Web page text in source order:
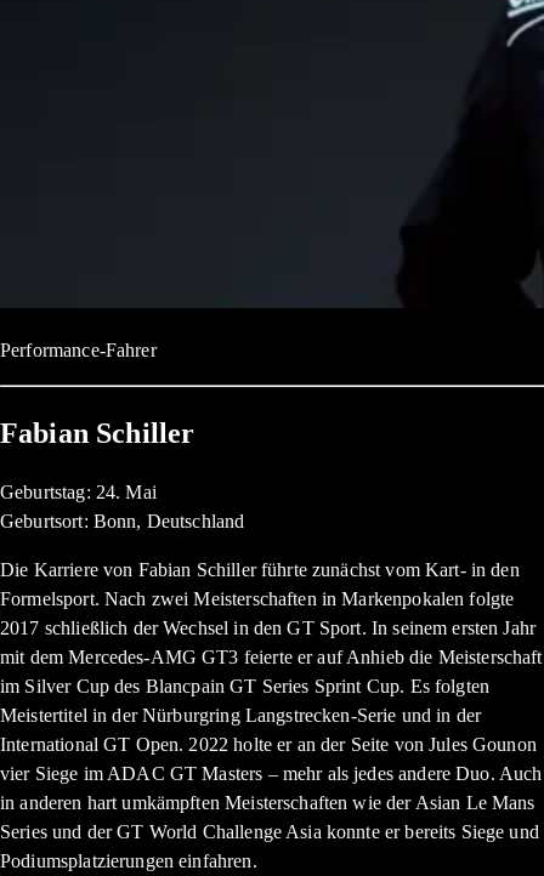
Performance-Fahrer
Fabian Schiller
Geburtstag: 24. Mai
Geburtsort: Bonn, Deutschland
Die Karriere von Fabian Schiller führte zunächst vom Kart- in den
Formelsport. Nach zwei Meisterschaften in Markenpokalen folgte
2017 schließlich der Wechsel in den GT Sport. In seinem ersten Jahr
mit dem Mercedes-AMG GT3 feierte er auf Anhieb die Meisterschaft
im Silver Cup des Blancpain GT Series Sprint Cup. Es folgten
Meistertitel in der Nürburgring Langstrecken-Serie und in der
International GT Open. 2022 holte er an der Seite von Jules Gounon
vier Siege im ADAC GT Masters – mehr als jedes andere Duo. Auch
in anderen hart umkämpften Meisterschaften wie der Asian Le Mans
Series und der GT World Challenge Asia konnte er bereits Siege und
Podiumsplatzierungen einfahren.